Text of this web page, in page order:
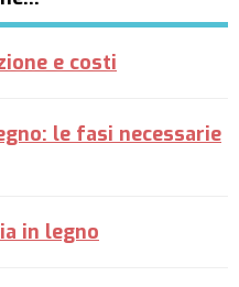
e costi
le fasi necessarie
in legno